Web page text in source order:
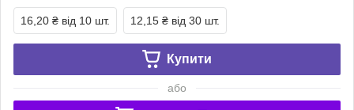
16,20 ₴ від 10 шт. 12,15 ₴ від 30 шт.
Купити
або